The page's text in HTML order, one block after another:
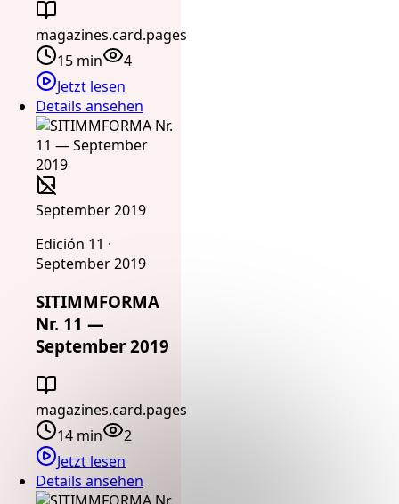
magazines.card.pages
15 min
4
Jetzt lesen
Details ansehen
September 2019
Edición 11 ·
September 2019
SITIMMFORMA
Nr. 11 —
September 2019
magazines.card.pages
14 min
2
Jetzt lesen
Details ansehen